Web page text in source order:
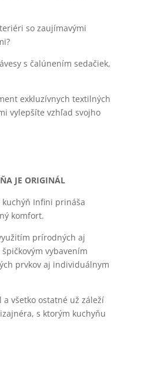
so zaujímavými
s čalúnením sedačiek,
exkluzívnych textilných
vylepšíte vzhľad svojho
JE ORIGINÁL
Infini prináša
komfort.
prírodných aj
vybavením
prvkov aj individuálnym
všetko ostatné už záleží
s ktorým kuchyňu